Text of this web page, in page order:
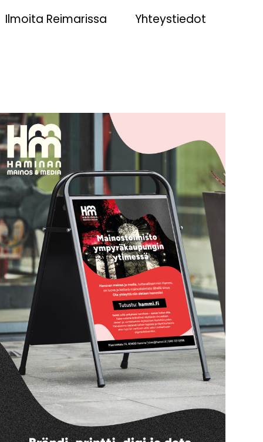
Ilmoita Reimarissa Yhteystiedot